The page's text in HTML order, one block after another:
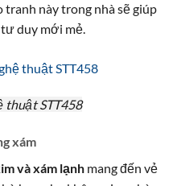
tranh này trong nhà sẽ giúp
duy mới mẻ.
thuật STT458
xám
và xám lạnh mang đến vẻ